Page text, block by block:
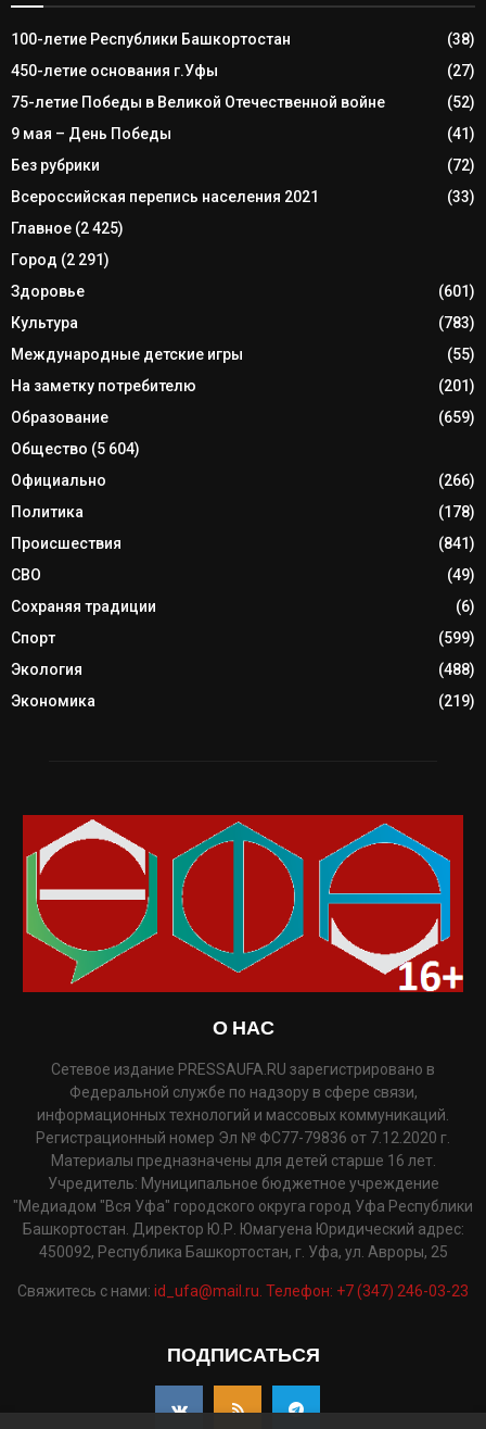
100-летие Республики Башкортостан
(38)
450-летие основания г.Уфы
(27)
75-летие Победы в Великой Отечественной войне
(52)
9 мая – День Победы
(41)
Без рубрики
(72)
Всероссийская перепись населения 2021
(33)
Главное (2 425)
Город (2 291)
Здоровье
(601)
Культура
(783)
Международные детские игры
(55)
На заметку потребителю
(201)
Образование
(659)
Общество (5 604)
Официально
(266)
Политика
(178)
Происшествия
(841)
СВО
(49)
Сохраняя традиции
(6)
Спорт
(599)
Экология
(488)
Экономика
(219)
О НАС
Сетевое издание PRESSAUFA.RU зарегистрировано в
Федеральной службе по надзору в сфере связи,
информационных технологий и массовых коммуникаций.
Регистрационный номер Эл № ФС77-79836 от 7.12.2020 г.
Материалы предназначены для детей старше 16 лет.
Учредитель: Муниципальное бюджетное учреждение
"Медиадом "Вся Уфа" городского округа город Уфа Республики
Башкортостан. Директор Ю.Р. Юмагуена Юридический адрес:
450092, Республика Башкортостан, г. Уфа, ул. Авроры, 25
Свяжитесь с нами: id_ufa@mail.ru. Телефон: +7 (347) 246-03-23
ПОДПИСАТЬСЯ